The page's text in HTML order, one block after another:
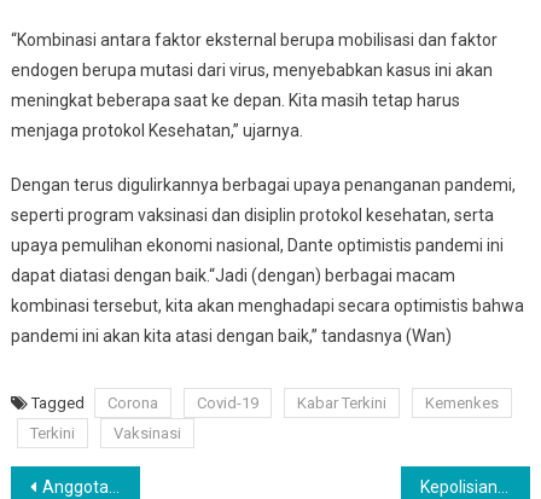
“Kombinasi antara faktor eksternal berupa mobilisasi dan faktor
endogen berupa mutasi dari virus, menyebabkan kasus ini akan
meningkat beberapa saat ke depan. Kita masih tetap harus
menjaga protokol Kesehatan,” ujarnya.
Dengan terus digulirkannya berbagai upaya penanganan pandemi,
seperti program vaksinasi dan disiplin protokol kesehatan, serta
upaya pemulihan ekonomi nasional, Dante optimistis pandemi ini
dapat diatasi dengan baik.“Jadi (dengan) berbagai macam
kombinasi tersebut, kita akan menghadapi secara optimistis bahwa
pandemi ini akan kita atasi dengan baik,” tandasnya (Wan)
Tagged Corona Covid-19 Kabar Terkini
Kemenkes
Terkini
Vaksinasi
Navigasi
Anggota Komisi XI DPR-RI Fauzi Amro Tolak Usulan Tax Amnesty Jilid II